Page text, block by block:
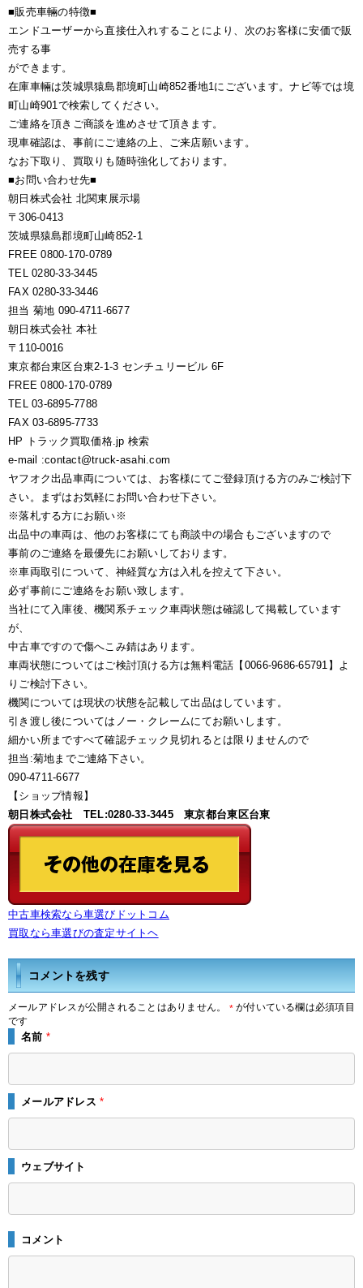
■販売車輛の特徴■
エンドユーザーから直接仕入れすることにより、次のお客様に安価で販
売する事
ができます。
在庫車輛は茨城県猿島郡境町山崎852番地1にございます。ナビ等では境
町山崎901で検索してください。
ご連絡を頂きご商談を進めさせて頂きます。
現車確認は、事前にご連絡の上、ご来店願います。
なお下取り、買取りも随時強化しております。
■お問い合わせ先■
朝日株式会社 北関東展示場
〒306-0413
茨城県猿島郡境町山崎852-1
FREE 0800-170-0789
TEL 0280-33-3445
FAX 0280-33-3446
担当 菊地 090-4711-6677
朝日株式会社 本社
〒110-0016
東京都台東区台東2-1-3 センチュリービル 6F
FREE 0800-170-0789
TEL 03-6895-7788
FAX 03-6895-7733
HP トラック買取価格.jp 検索
e-mail :contact@truck-asahi.com
ヤフオク出品車両については、お客様にてご登録頂ける方のみご検討下
さい。まずはお気軽にお問い合わせ下さい。
※落札する方にお願い※
出品中の車両は、他のお客様にても商談中の場合もございますので
事前のご連絡を最優先にお願いしております。
※車両取引について、神経質な方は入札を控えて下さい。
必ず事前にご連絡をお願い致します。
当社にて入庫後、機関系チェック車両状態は確認して掲載しています
が、
中古車ですので傷へこみ錆はあります。
車両状態についてはご検討頂ける方は無料電話【0066-9686-65791】よ
りご検討下さい。
機関については現状の状態を記載して出品はしています。
引き渡し後についてはノー・クレームにてお願いします。
細かい所まですべて確認チェック見切れるとは限りませんので
担当:菊地までご連絡下さい。
090-4711-6677
【ショップ情報】
朝日株式会社 TEL:0280-33-3445 東京都台東区台東
中古車検索なら車選びドットコム
買取なら車選びの査定サイトヘ
コメントを残す
メールアドレスが公開されることはありません。 *が付いている欄は必須項目
です
名前 *
メールアドレス*
ウェブサイト
コメント